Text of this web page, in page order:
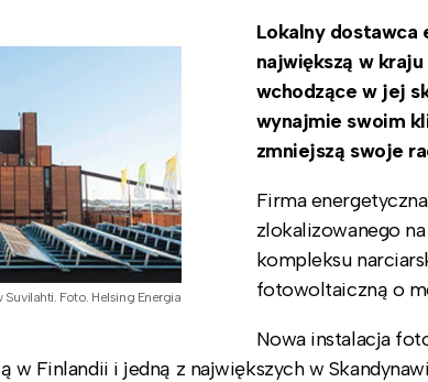
Foto. Helsing Energia
Lokalny dostawca
największą w
wchodzące w jej
wynajmie swoim
zmniejszą swoje
Firma
zlokalizowanego
kompleksu
fotowoltaiczną o
Nowa instalacja
Finlandii i jedną z największych w